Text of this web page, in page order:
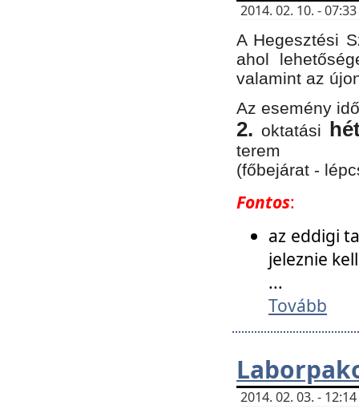
2014. 02. 10. -
A Hegesztési
ahol
valamint az
Az esemény
2. oktatási
terem
(főbejárat -
Fontos:
az eddigi
jeleznie
...
Tovább
2014. 02. 03. -